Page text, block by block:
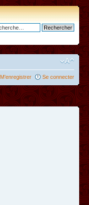
M’enregistrer Se connecter